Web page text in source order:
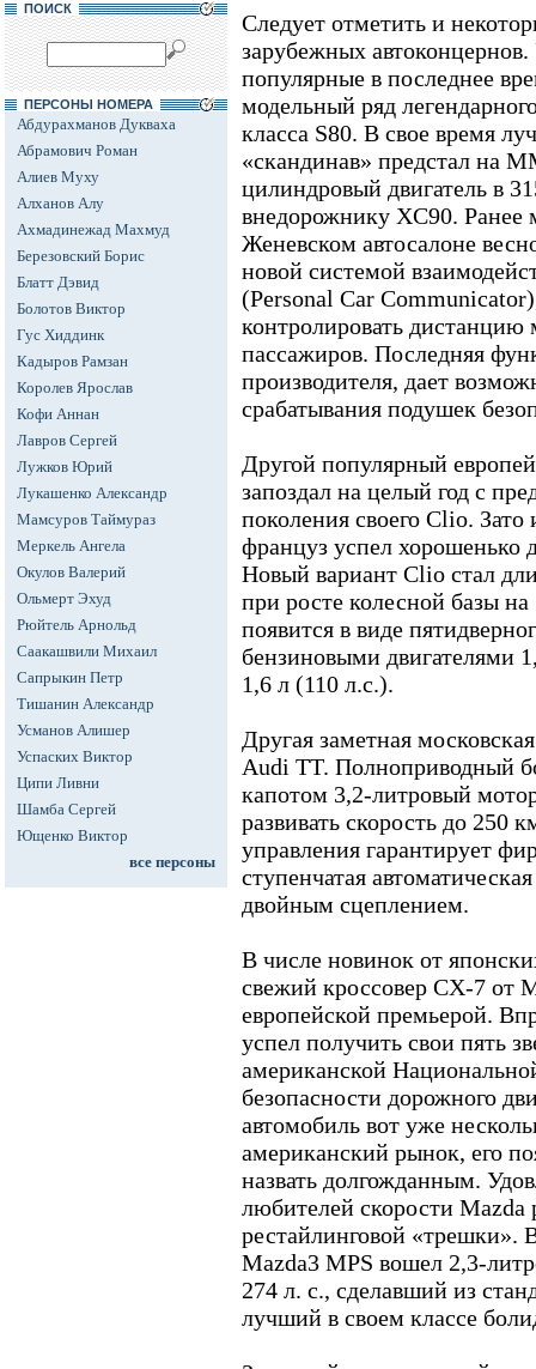
ПОИСК
ПЕРСОНЫ НОМЕРА
Абдурахманов Дукваха
Абрамович Роман
Алиев Муху
Алханов Алу
Ахмадинежад Махмуд
Березовский Борис
Блатт Дэвид
Болотов Виктор
Гус Хиддинк
Кадыров Рамзан
Королев Ярослав
Кофи Аннан
Лавров Сергей
Лужков Юрий
Лукашенко Александр
Мамсуров Таймураз
Меркель Ангела
Окулов Валерий
Ольмерт Эхуд
Рюйтель Арнольд
Саакашвили Михаил
Сапрыкин Петр
Тишанин Александр
Усманов Алишер
Успаских Виктор
Ципи Ливни
Шамба Сергей
Ющенко Виктор
все персоны
Следует отметить и
зарубежных
популярные в последнее
модельный ряд
класса S80. В свое время
«скандинав» предстал на
цилиндровый двигатель в
внедорожнику XC90. Ранее
Женевском автосалоне
новой системой
(Personal Car
контролировать
пассажиров. Последняя
производителя, дает
срабатывания подушек
Другой популярный
запоздал на целый год с
поколения своего Clio. Зато
француз успел хорошенько
Новый вариант Clio стал
при росте колесной базы
появится в виде
бензиновыми двигателями
1,6 л (110 л.с.).
Другая заметная
Audi TT. Полноприводный
капотом 3,2-литровый
развивать скорость до 250
управления гарантирует
ступенчатая
двойным сцеплением.
В числе новинок от
свежий кроссовер CX-7 от
европейской премьерой.
успел получить свои пять
американской
безопасности дорожного
автомобиль вот уже
американский рынок, его
назвать долгожданным.
любителей скорости Mazda
рестайлинговой «трешки».
Mazda3 MPS вошел 2,3-
274 л. с., сделавший из
лучший в своем классе